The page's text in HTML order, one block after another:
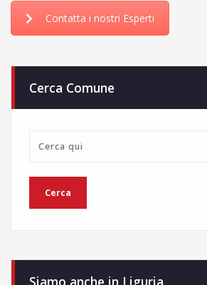
Contatta i nostri Esperti
Cerca Comune
Siamo anche in Liguria